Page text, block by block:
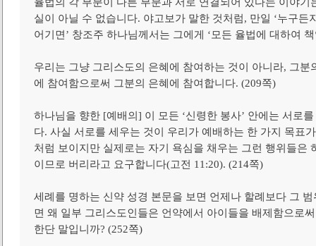
실이 아닐 수 없습니다. 야고보가 말한 것처럼, 만일 ‘누구든
어기면’ 창조주 하나님께서는 그에게 ‘모든 율법에 대하여
우리는 그냥 그리스도의 은혜에 참여하는 것이 아니라, 그분
에 참여함으로써 그분의 은혜에 참여합니다. (209쪽)
하나님을 향한 [예배의] 이 모든 ‘신령한 봉사’ 안에는 서로
다. 사실 서로를 세우는 것이 우리가 예배하는 한 가지 목표
처럼 보이지만 실제로는 자기 욕심을 채우는 그런 행위들은
이므로 버리라고 요구합니다(고전 11:20). (214쪽)
세례를 명하는 신약 성경 본문을 보면 언제나 할례보다 그
면 왜 일부 그리스도인들은 언약에서 아이들을 배제함으로
한단 말입니까? (252쪽)